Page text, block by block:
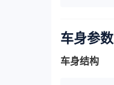
车身参数
车身结构